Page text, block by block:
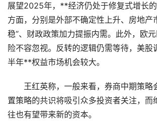
展望2025年，**经济仍处于修复式增长
方面，分别是外部不确定性上升、房地产
稳”、财政政策加力提振内需。此外，欧
险不容忽视。反转的逻辑仍需等待，美股
半年**权益市场机会较大。
王红英称，一般来看，券商中期策略
置策略的共识将吸引众多投资者关注，而
往也有望带来新的资本。